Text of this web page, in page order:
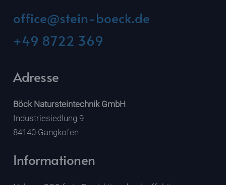
office@stein-boeck.de
+49 8722 369
Adresse
Böck Natursteintechnik GmbH
Industriesiedlung 9
84140 Gangkofen
Informationen